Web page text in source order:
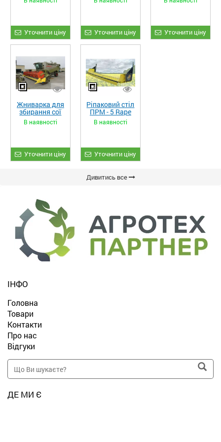
Уточнити ціну Уточнити ціну
ЖКИ-870
Уточнити ціну
Жниварка для
збирання сої
та гороху
«ETTARO»
В наявності
Уточнити ціну
Ріпаковий стіл
ПРМ - 5 Rape
Fiore
В наявності
Уточнити ціну
Дивитись все
ІНФО
Головна
Товари
Контакти
Про нас
Відгуки
ДЕ МИ Є